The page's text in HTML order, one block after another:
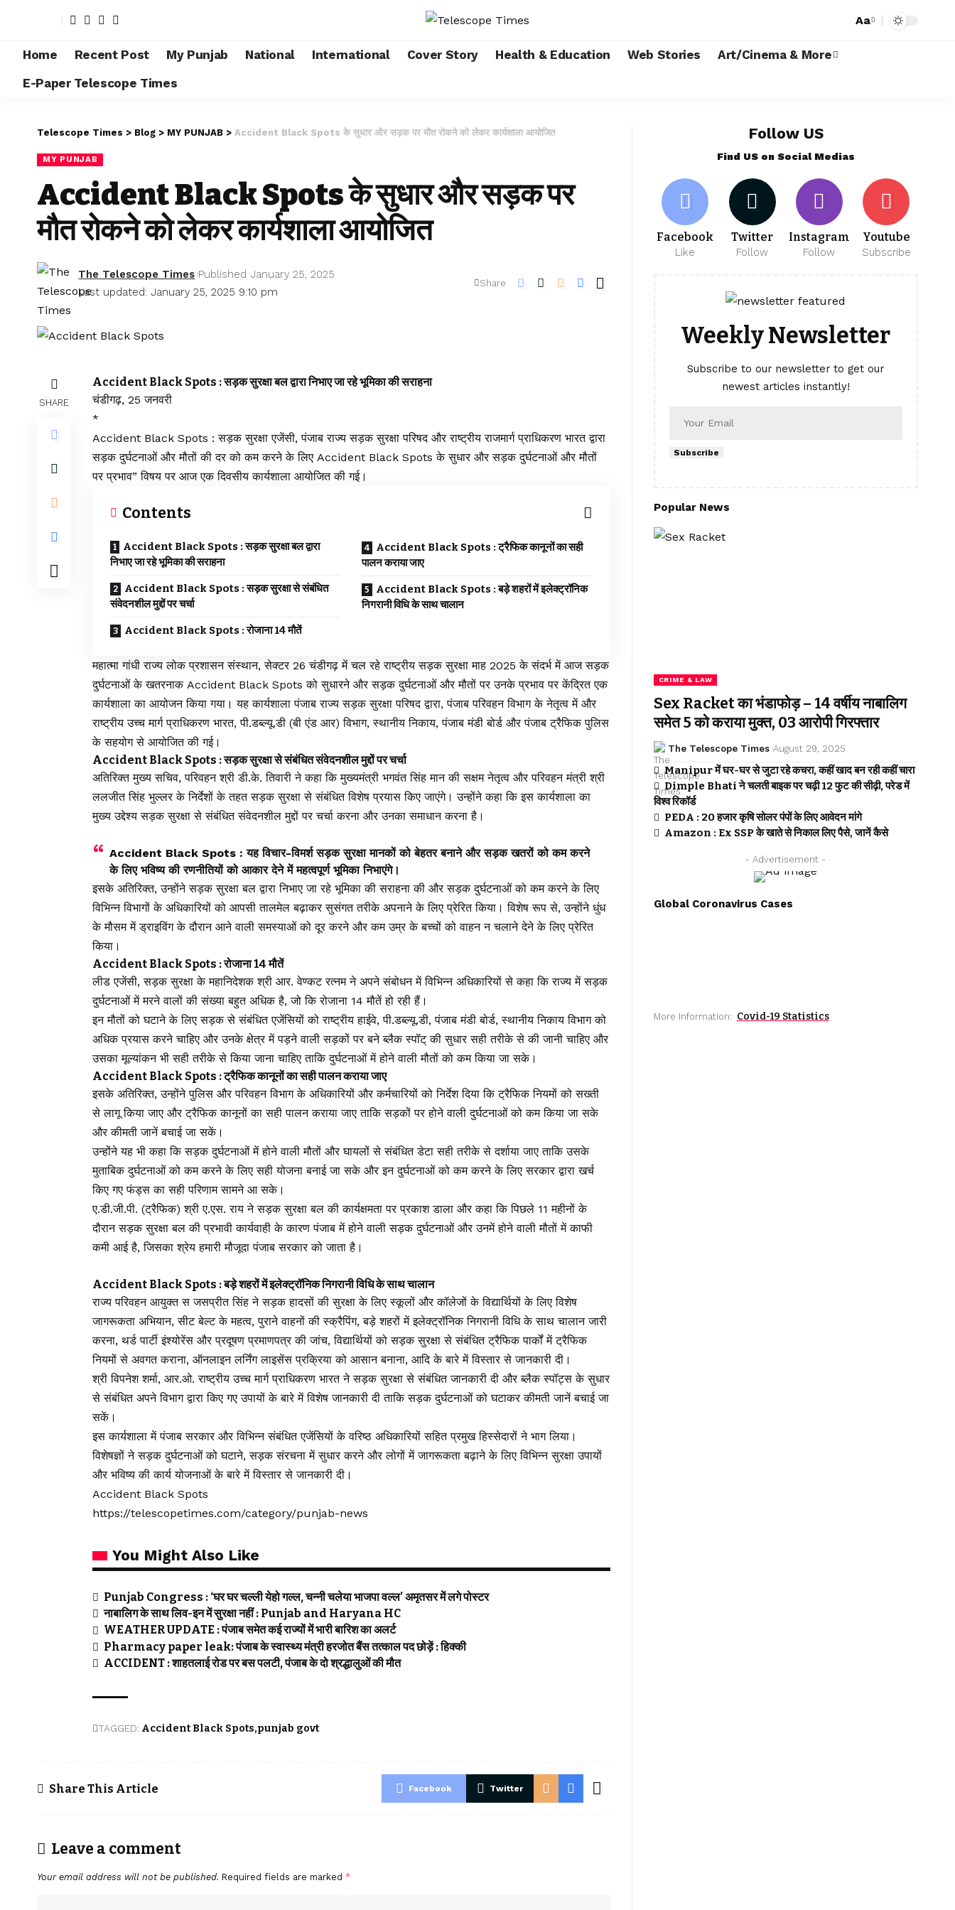
Aa
Home Recent Post My Punjab National International Cover Story Health & Education Web Stories
Art/Cinema & More
E-Paper Telescope Times
Telescope Times > Blog > MY PUNJAB > Accident Black Spots के सुधार और सड़क पर मौत रोकने को लेकर कार्यशाला आयोजित
MY PUNJAB
Accident Black Spots के सुधार और सड़क पर
मौत रोकने को लेकर कार्यशाला आयोजित
Last updated: January 25, 2025 9:10 pm
The Telescope Times Published January 25, 2025
Share
SHARE
Accident Black Spots : सड़क सुरक्षा बल द्वारा निभाए जा रहे भूमिका की सराहना
चंडीगढ़, 25 जनवरी
*
Accident Black Spots : सड़क सुरक्षा एजेंसी, पंजाब राज्य सड़क सुरक्षा परिषद और राष्ट्रीय राजमार्ग प्राधिकरण भारत द्वारा
सड़क दुर्घटनाओं और मौतों की दर को कम करने के लिए Accident Black Spots के सुधार और सड़क दुर्घटनाओं और मौतों
पर प्रभाव” विषय पर आज एक दिवसीय कार्यशाला आयोजित की गई।
Contents
Accident Black Spots : सड़क सुरक्षा बल द्वारा
निभाए जा रहे भूमिका की सराहना
Accident Black Spots : सड़क सुरक्षा से संबंधित
संवेदनशील मुद्दों पर चर्चा
Accident Black Spots : रोजाना 14 मौतें
Accident Black Spots : ट्रैफिक कानूनों का सही
पालन कराया जाए
Accident Black Spots : बड़े शहरों में इलेक्ट्रॉनिक
निगरानी विधि के साथ चालान
महात्मा गांधी राज्य लोक प्रशासन संस्थान, सेक्टर 26 चंडीगढ़ में चल रहे राष्ट्रीय सड़क सुरक्षा माह 2025 के संदर्भ में आज सड़क
दुर्घटनाओं के खतरनाक Accident Black Spots को सुधारने और सड़क दुर्घटनाओं और मौतों पर उनके प्रभाव पर केंद्रित एक
कार्यशाला का आयोजन किया गया। यह कार्यशाला पंजाब राज्य सड़क सुरक्षा परिषद द्वारा, पंजाब परिवहन विभाग के नेतृत्व में और
राष्ट्रीय उच्च मार्ग प्राधिकरण भारत, पी.डब्ल्यू.डी (बी एंड आर) विभाग, स्थानीय निकाय, पंजाब मंडी बोर्ड और पंजाब ट्रैफिक पुलिस
के सहयोग से आयोजित की गई।
Accident Black Spots : सड़क सुरक्षा से संबंधित संवेदनशील मुद्दों पर चर्चा
अतिरिक्त मुख्य सचिव, परिवहन श्री डी.के. तिवारी ने कहा कि मुख्यमंत्री भगवंत सिंह मान की सक्षम नेतृत्व और परिवहन मंत्री श्री
ललजीत सिंह भुल्लर के निर्देशों के तहत सड़क सुरक्षा से संबंधित विशेष प्रयास किए जाएंगे। उन्होंने कहा कि इस कार्यशाला का
मुख्य उद्देश्य सड़क सुरक्षा से संबंधित संवेदनशील मुद्दों पर चर्चा करना और उनका समाधान करना है।
Accident Black Spots : यह विचार-विमर्श सड़क सुरक्षा मानकों को बेहतर बनाने और सड़क खतरों को कम करने
के लिए भविष्य की रणनीतियों को आकार देने में महत्वपूर्ण भूमिका निभाएंगे।
इसके अतिरिक्त, उन्होंने सड़क सुरक्षा बल द्वारा निभाए जा रहे भूमिका की सराहना की और सड़क दुर्घटनाओं को कम करने के लिए
विभिन्न विभागों के अधिकारियों को आपसी तालमेल बढ़ाकर सुसंगत तरीके अपनाने के लिए प्रेरित किया। विशेष रूप से, उन्होंने धुंध
के मौसम में ड्राइविंग के दौरान आने वाली समस्याओं को दूर करने और कम उम्र के बच्चों को वाहन न चलाने देने के लिए प्रेरित
किया।
Accident Black Spots : रोजाना 14 मौतें
लीड एजेंसी, सड़क सुरक्षा के महानिदेशक श्री आर. वेण्कट रत्नम ने अपने संबोधन में विभिन्न अधिकारियों से कहा कि राज्य में सड़क
दुर्घटनाओं में मरने वालों की संख्या बहुत अधिक है, जो कि रोजाना 14 मौतें हो रही हैं।
इन मौतों को घटाने के लिए सड़क से संबंधित एजेंसियों को राष्ट्रीय हाईवे, पी.डब्ल्यू.डी, पंजाब मंडी बोर्ड, स्थानीय निकाय विभाग को
अधिक प्रयास करने चाहिए और उनके क्षेत्र में पड़ने वाली सड़कों पर बने ब्लैक स्पॉट् की सुधार सही तरीके से की जानी चाहिए और
उसका मूल्यांकन भी सही तरीके से किया जाना चाहिए ताकि दुर्घटनाओं में होने वाली मौतों को कम किया जा सके।
Accident Black Spots : ट्रैफिक कानूनों का सही पालन कराया जाए
इसके अतिरिक्त, उन्होंने पुलिस और परिवहन विभाग के अधिकारियों और कर्मचारियों को निर्देश दिया कि ट्रैफिक नियमों को सख्ती
से लागू किया जाए और ट्रैफिक कानूनों का सही पालन कराया जाए ताकि सड़कों पर होने वाली दुर्घटनाओं को कम किया जा सके
और कीमती जानें बचाई जा सकें।
उन्होंने यह भी कहा कि सड़क दुर्घटनाओं में होने वाली मौतों और घायलों से संबंधित डेटा सही तरीके से दर्शाया जाए ताकि उसके
मुताबिक दुर्घटनाओं को कम करने के लिए सही योजना बनाई जा सके और इन दुर्घटनाओं को कम करने के लिए सरकार द्वारा खर्च
किए गए फंड्स का सही परिणाम सामने आ सके।
ए.डी.जी.पी. (ट्रैफिक) श्री ए.एस. राय ने सड़क सुरक्षा बल की कार्यक्षमता पर प्रकाश डाला और कहा कि पिछले 11 महीनों के
दौरान सड़क सुरक्षा बल की प्रभावी कार्यवाही के कारण पंजाब में होने वाली सड़क दुर्घटनाओं और उनमें होने वाली मौतों में काफी
कमी आई है, जिसका श्रेय हमारी मौजूदा पंजाब सरकार को जाता है।
Accident Black Spots : बड़े शहरों में इलेक्ट्रॉनिक निगरानी विधि के साथ चालान
राज्य परिवहन आयुक्त स जसप्रीत सिंह ने सड़क हादसों की सुरक्षा के लिए स्कूलों और कॉलेजों के विद्यार्थियों के लिए विशेष
जागरूकता अभियान, सीट बेल्ट के महत्व, पुराने वाहनों की स्क्रैपिंग, बड़े शहरों में इलेक्ट्रॉनिक निगरानी विधि के साथ चालान जारी
करना, थर्ड पार्टी इंश्योरेंस और प्रदूषण प्रमाणपत्र की जांच, विद्यार्थियों को सड़क सुरक्षा से संबंधित ट्रैफिक पार्कों में ट्रैफिक
नियमों से अवगत कराना, ऑनलाइन लर्निंग लाइसेंस प्रक्रिया को आसान बनाना, आदि के बारे में विस्तार से जानकारी दी।
श्री विपनेश शर्मा, आर.ओ. राष्ट्रीय उच्च मार्ग प्राधिकरण भारत ने सड़क सुरक्षा से संबंधित जानकारी दी और ब्लैक स्पॉट्स के सुधार
से संबंधित अपने विभाग द्वारा किए गए उपायों के बारे में विशेष जानकारी दी ताकि सड़क दुर्घटनाओं को घटाकर कीमती जानें बचाई जा
सकें।
इस कार्यशाला में पंजाब सरकार और विभिन्न संबंधित एजेंसियों के वरिष्ठ अधिकारियों सहित प्रमुख हिस्सेदारों ने भाग लिया।
विशेषज्ञों ने सड़क दुर्घटनाओं को घटाने, सड़क संरचना में सुधार करने और लोगों में जागरूकता बढ़ाने के लिए विभिन्न सुरक्षा उपायों
और भविष्य की कार्य योजनाओं के बारे में विस्तार से जानकारी दी।
Accident Black Spots
https://telescopetimes.com/category/punjab-news
You Might Also Like
Punjab Congress : ‘घर घर चल्ली येहो गल्ल, चन्नी चलेया भाजपा वल्ल’ अमृतसर में लगे पोस्टर
नाबालिग के साथ लिव-इन में सुरक्षा नहीं : Punjab and Haryana HC
WEATHER UPDATE : पंजाब समेत कई राज्यों में भारी बारिश का अलर्ट
Pharmacy paper leak: पंजाब के स्वास्थ्य मंत्री हरजोत बैंस तत्काल पद छोड़ें : हिक्की
ACCIDENT : शाहतलाई रोड पर बस पलटी, पंजाब के दो श्रद्धालुओं की मौत
TAGGED: Accident Black Spots punjab govt
Share This Article Facebook Twitter
Leave a comment
Your email address will not be published. Required fields are marked *
Follow US
Find US on Social Medias
Facebook
Like
Twitter
Follow
Instagram
Follow
Youtube
Subscribe
Weekly Newsletter
Subscribe to our newsletter to get our
newest articles instantly!
Subscribe
Popular News
CRIME & LAW
Sex Racket का भंडाफोड़ – 14 वर्षीय नाबालिग
समेत 5 को कराया मुक्त, 03 आरोपी गिरफ्तार
The Telescope Times August 29, 2025
Manipur में घर-घर से जुटा रहे कचरा, कहीं खाद बन रही कहीं चारा
Dimple Bhati ने चलती बाइक पर चढ़ी 12 फुट की सीढ़ी, परेड में
विश्व रिकॉर्ड
PEDA : 20 हजार कृषि सोलर पंपों के लिए आवेदन मांगे
Amazon : Ex SSP के खाते से निकाल लिए पैसे, जानें कैसे
- Advertisement -
Global Coronavirus Cases
More Information: Covid-19 Statistics